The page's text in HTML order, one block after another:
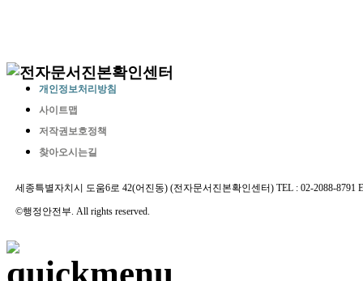
개인정보처리방침
사이트맵
저작권보호정책
찾아오시는길
세종특별자치시 도움6로 42(어진동) (전자문서진본확인센터) TEL : 02-2088-8791
©행정안전부. All rights reserved.